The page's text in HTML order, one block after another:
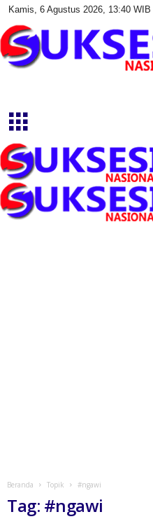
Kamis, 6 Agustus 2026, 13:40 WIB
s
i
a
s
Beranda Topik #ngawi
Tag: #ngawi